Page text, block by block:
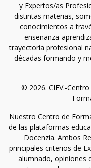
y Expertos/as
distintas materias,
conocimientos a
enseñanza-
trayectoria profesional
décadas formando y
© 2026. CIFV.-
Nuestro Centro de
de las plataformas
Docenzia. Ambos
principales criterios de
alumnado, opiniones